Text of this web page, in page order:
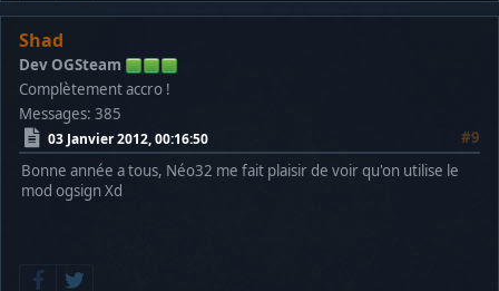
Shad
Dev OGSteam
Complètement accro !
Messages: 385
03 Janvier 2012, 00:16:50
#9
Bonne année a tous, Néo32 me fait plaisir de voir qu'on utilise le
mod ogsign Xd